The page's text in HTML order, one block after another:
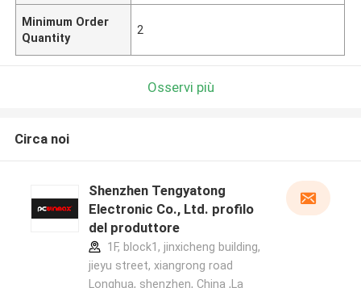
Minimum Order
Quantity
2
Osservi più
Circa noi
Shenzhen Tengyatong
Electronic Co., Ltd. profilo
del produttore
1F, block1, jinxicheng building,
jieyu street, xiangrong road
Longhua, shenzhen, China ,La